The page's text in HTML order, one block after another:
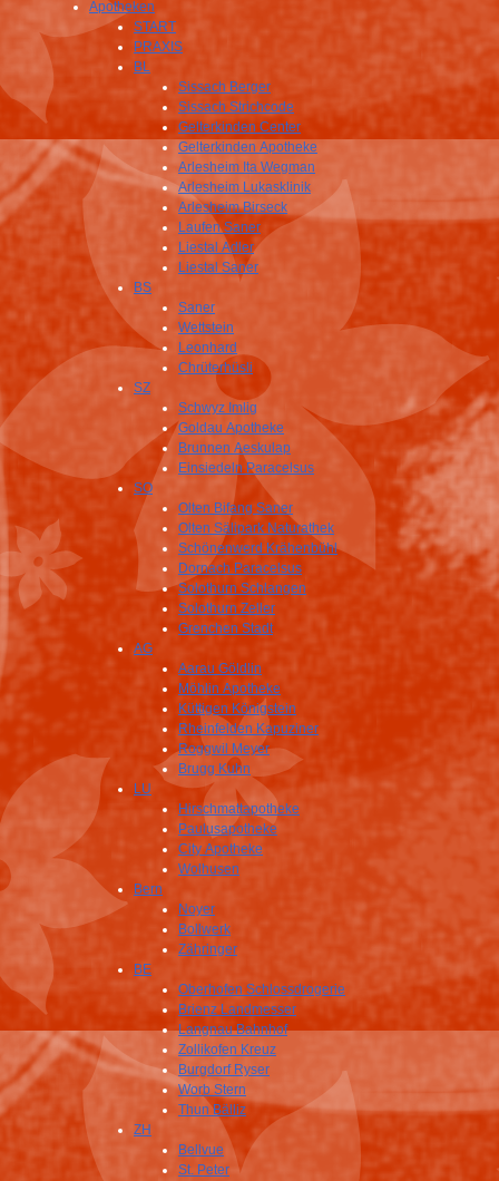
Apotheken
START
PRAXIS
BL
Sissach Berger
Sissach Strichcode
Gelterkinden Center
Gelterkinden Apotheke
Arlesheim Ita Wegman
Arlesheim Lukasklinik
Arlesheim Birseck
Laufen Saner
Liestal Adler
Liestal Saner
BS
Saner
Wettstein
Leonhard
Chrüterhüsli
SZ
Schwyz Imlig
Goldau Apotheke
Brunnen Aeskulap
Einsiedeln Paracelsus
SO
Olten Bifang Saner
Olten Sälipark Naturathek
Schönenwerd Krähenbühl
Dornach Paracelsus
Solothurn Schlangen
Solothurn Zeller
Grenchen Stadt
AG
Aarau Göldlin
Möhlin Apotheke
Küttigen Königstein
Rheinfelden Kapuziner
Roggwil Meyer
Brugg Kuhn
LU
Hirschmattapotheke
Paulusapotheke
City Apotheke
Wolhusen
Bern
Noyer
Bollwerk
Zähringer
BE
Oberhofen Schlossdrogerie
Brienz Landmesser
Langnau Bahnhof
Zollikofen Kreuz
Burgdorf Ryser
Worb Stern
Thun Bälliz
ZH
Bellvue
St. Peter